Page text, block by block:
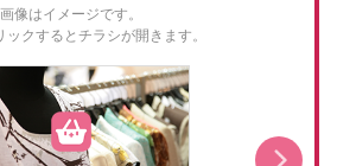
画像はイメージです。
ックするとチラシが開きます。